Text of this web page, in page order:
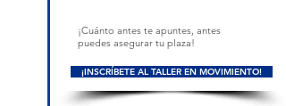
¡Cuánto antes te apuntes, antes
puedes asegurar tu plaza!
¡INSCRÍBETE AL TALLER EN MOVIMIENTO!